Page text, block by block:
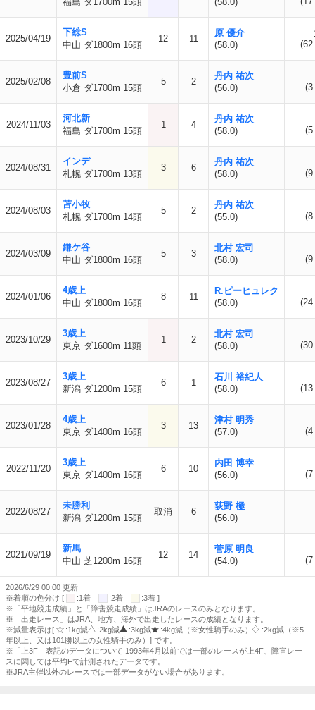
2025/04/19
下総S
中山 ダ1800m 16頭
12 11
原 優介
(58.0)
2025/02/08
豊前S
小倉 ダ1700m 15頭
5 2
丹内 祐次
(56.0)
2024/11/03
河北新
福島 ダ1700m 15頭
1 4
丹内 祐次
(58.0)
2024/08/31
インデ
札幌 ダ1700m 13頭
3 6
丹内 祐次
(58.0)
2024/08/03
苫小牧
札幌 ダ1700m 14頭
5 2
丹内 祐次
(55.0)
2024/03/09
鎌ケ谷
中山 ダ1800m 16頭
5 3
北村 宏司
(58.0)
2024/01/06
4歳上
中山 ダ1800m 16頭
8 11
R.ピーヒュレク
(58.0)
2023/10/29
3歳上
東京 ダ1600m 11頭
1 2
北村 宏司
(58.0)
2023/08/27
3歳上
新潟 ダ1200m 15頭
6 1
石川 裕紀人
(58.0)
2023/01/28
4歳上
東京 ダ1400m 16頭
3 13
津村 明秀
(57.0)
2022/11/20
3歳上
東京 ダ1400m 16頭
6 10
内田 博幸
(56.0)
2022/08/27
未勝利
新潟 ダ1200m 15頭
取消 6
荻野 極
(56.0)
2021/09/19
新馬
中山 芝1200m 16頭
12 14
菅原 明良
(54.0)
2026/6/29 00:00 更新
※着順の色分け [
:1着 :2着
:3着 ]
※「平地競走成績」と「障害競走成績」はJRAのレースのみとなります。
※「出走レース」はJRA、地方、海外で出走したレースの成績となります。
※減量表示は[
:1kg減 :2kg減 :3kg減 :4kg減（※女性騎手のみ）
:2kg減（※5
年以上、又は101勝以上の女性騎手のみ）] です。
※「上3F」表記のデータについて 1993年4月以前では一部のレースが上4F、障害レー
スに関しては平均Fで計測されたデータです。
※JRA主催以外のレースでは一部データがない場合があります。